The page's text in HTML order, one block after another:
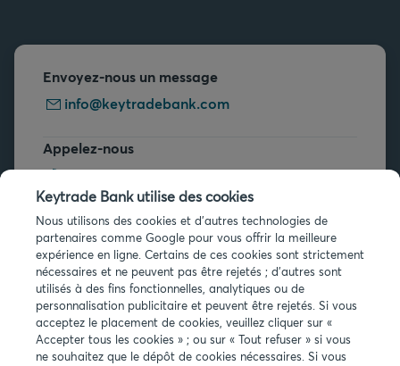
Envoyez-nous un message
info@keytradebank.com
Appelez-nous
+32 2 679 90 00
Vous avez des questions ?
Questions fréquentes
Keytrade Bank utilise des cookies
Nous utilisons des cookies et d'autres technologies de
partenaires comme Google pour vous offrir la meilleure
expérience en ligne. Certains de ces cookies sont strictement
nécessaires et ne peuvent pas être rejetés ; d'autres sont
utilisés à des fins fonctionnelles, analytiques ou de
personnalisation publicitaire et peuvent être rejetés. Si vous
acceptez le placement de cookies, veuillez cliquer sur «
Accepter tous les cookies » ; ou sur « Tout refuser » si vous
ne souhaitez que le dépôt de cookies nécessaires. Si vous